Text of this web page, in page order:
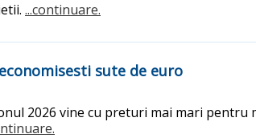
...continuare.
sute de euro
2026 vine cu preturi mai mari pentru